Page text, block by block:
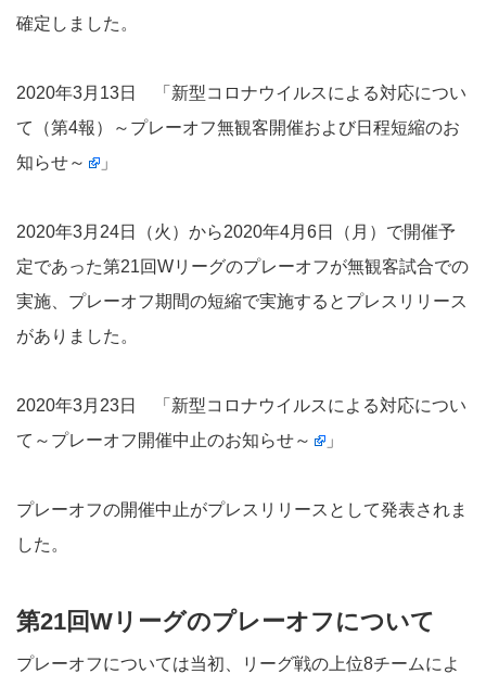
確定しました。
2020年3月13日 「 新型コロナウイルスによる対応につい
て（第4報）～プレーオフ無観客開催および日程短縮のお
知らせ～
」
2020年3月24日（火）から2020年4月6日（月）で開催予
定であった第21回Wリーグのプレーオフが無観客試合での
実施、プレーオフ期間の短縮で実施するとプレスリリース
がありました。
2020年3月23日 「 新型コロナウイルスによる対応につい
て～プレーオフ開催中止のお知らせ～
」
プレーオフの開催中止がプレスリリースとして発表されま
した。
第21回Wリーグのプレーオフについて
プレーオフについては当初、リーグ戦の上位8チームによ